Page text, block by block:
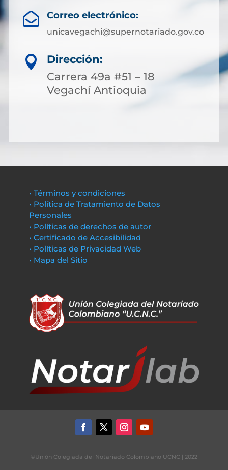
 Correo electrónico:
unicavegachi@supernotariado.gov.co

Dirección:
Carrera 49a #51 – 18
Vegachí Antioquia
• Términos y condiciones
• Política de Tratamiento de Datos
Personales
• Políticas de derechos de autor
• Certificado de Accesibilidad
• Políticas de Privacidad Web
• Mapa del Sitio
©Unión Colegiada del Notariado Colombiano UCNC | 2022